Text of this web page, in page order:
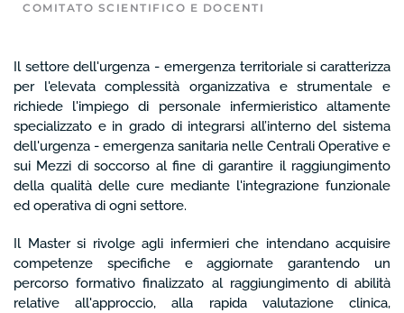
COMITATO SCIENTIFICO E DOCENTI
Il settore dell'urgenza - emergenza territoriale si caratterizza
per l'elevata complessità organizzativa e strumentale e
richiede l'impiego di personale infermieristico altamente
specializzato e in grado di integrarsi all’interno del sistema
dell'urgenza - emergenza sanitaria nelle Centrali Operative e
sui Mezzi di soccorso al fine di garantire il raggiungimento
della qualità delle cure mediante l'integrazione funzionale
ed operativa di ogni settore.
Il Master si rivolge agli infermieri che intendano acquisire
competenze specifiche e aggiornate garantendo un
percorso formativo finalizzato al raggiungimento di abilità
relative all'approccio, alla rapida valutazione clinica,